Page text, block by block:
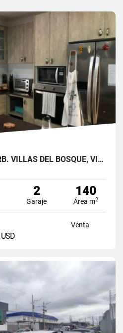
VENTA DE CASA EN URB. VILLAS DEL BOSQUE, VÍA A LA COSTA
2
Garaje
140
Área m2
Venta
USD